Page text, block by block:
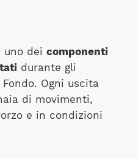
uno dei componenti
durante gli
Ogni uscita
di movimenti,
e in condizioni